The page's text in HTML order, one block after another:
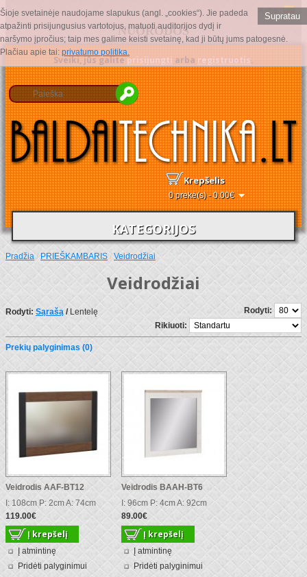
Kalba :
Krepšelis
0 prekė(s) - 0.00€
Sveiki, jūs galiteprisijungti arba registruotis.
NUORODOS
KATEGORIJOS
Pradžia / PRIEŠKAMBARIS / Veidrodžiai
Veidrodžiai
Rodyti: Sąrašą /Lentelę
Rodyti:
Rikiuoti:
Prekių palyginimas (0)
Veidrodis AAF-BT12
I: 108cm P: 2cm A: 74cm
119.00€
Į atmintinę
Pridėti palyginimui
Veidrodis BAAH-BT6
I: 96cm P: 4cm A: 92cm
89.00€
Į atmintinę
Pridėti palyginimui
Supratau
Šioje svetainėje naudojame slapukus (angl. „cookies“). Jie padeda
atpažinti prisijungusius vartotojus, matuoti auditorijos dydį ir
naršymo įpročius; taip mes galime keisti svetainę, kad ji būtų jums patogesnė.
Plačiau apie tai: privatumo politika.